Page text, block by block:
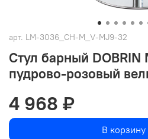
арт. LM-3036_CH-M_V-MJ9-32
Стул барный DOBRIN
пудрово-розовый
4 968 ₽
В корзину